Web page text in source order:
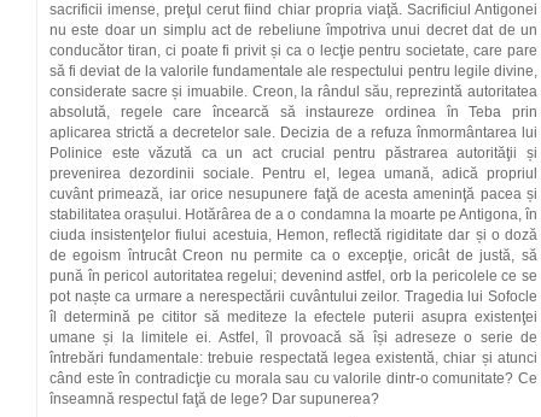
sacrificii imense, preţul cerut fiind chiar propria viaţă. Sacrificiul Antigonei
nu este doar un simplu act de rebeliune împotriva unui decret dat de un
conducător tiran, ci poate fi privit și ca o lecţie pentru societate, care pare
să fi deviat de la valorile fundamentale ale respectului pentru legile divine,
considerate sacre și imuabile. Creon, la rândul său, reprezintă autoritatea
absolută, regele care încearcă să instaureze ordinea în Teba prin
aplicarea strictă a decretelor sale. Decizia de a refuza înmormântarea lui
Polinice este văzută ca un act crucial pentru păstrarea autorităţii și
prevenirea dezordinii sociale. Pentru el, legea umană, adică propriul
cuvânt primează, iar orice nesupunere faţă de acesta ameninţă pacea și
stabilitatea orașului. Hotărârea de a o condamna la moarte pe Antigona, în
ciuda insistenţelor fiului acestuia, Hemon, reflectă rigiditate dar și o doză
de egoism întrucât Creon nu permite ca o excepţie, oricât de justă, să
pună în pericol autoritatea regelui; devenind astfel, orb la pericolele ce se
pot naște ca urmare a nerespectării cuvântului zeilor. Tragedia lui Sofocle
îl determină pe cititor să mediteze la efectele puterii asupra existenţei
umane și la limitele ei. Astfel, îl provoacă să își adreseze o serie de
întrebări fundamentale: trebuie respectată legea existentă, chiar și atunci
când este în contradicţie cu morala sau cu valorile dintr-o comunitate? Ce
înseamnă respectul faţă de lege? Dar supunerea?